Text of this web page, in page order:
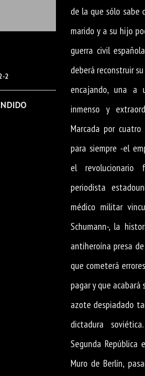
2
de la que sólo sabe
marido y a su hijo
guerra civil
deberá reconstruir
encajando, una a
inmenso y
Marcada por
para siempre -el
el revolucionario
periodista
médico militar
Schumann-, la
antiheroína presa
que cometerá
pagar y que
azote despiadado
dictadura
Segunda
Muro de Berlín,